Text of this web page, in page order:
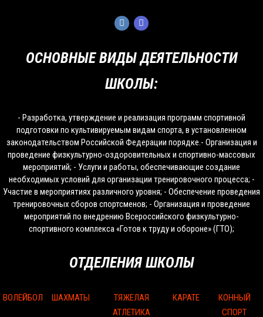
ОСНОВНЫЕ ВИДЫ ДЕЯТЕЛЬНОСТИ
ШКОЛЫ:
- Разработка, утверждение и реализация программ спортивной
подготовки по культивируемым видам спорта, в установленном
законодательством Российской Федерации порядке.- Организация и
проведение физкультурно-оздоровительных и спортивно-массовых
мероприятий; - Услуги и работы, обеспечивающие создание
необходимых условий для организации тренировочного процесса; -
Участие в мероприятиях различного уровня; - Обеспечение проведения
тренировочных сборов спортсменов; - Организация и проведение
мероприятий по внедрению Всероссийского физкультурно-
спортивного комплекса «Готов к труду и обороне» (ГТО);
ОТДЕЛЕНИЯ ШКОЛЫ
ВОЛЕЙБОЛ ШАХМАТЫ
ТЯЖЕЛАЯ
АТЛЕТИКА
КАРАТЕ
КОННЫЙ
СПОРТ